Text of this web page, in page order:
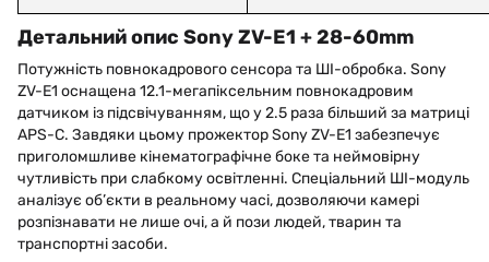
Детальний опис Sony ZV-E1 + 28-60mm
Потужність повнокадрового сенсора та ШІ-обробка. Sony
ZV-E1 оснащена 12.1-мегапіксельним повнокадровим
датчиком із підсвічуванням, що у 2.5 раза більший за матриці
APS-C. Завдяки цьому прожектор Sony ZV-E1 забезпечує
приголомшливе кінематографічне боке та неймовірну
чутливість при слабкому освітленні. Спеціальний ШІ-модуль
аналізує об’єкти в реальному часі, дозволяючи камері
розпізнавати не лише очі, а й пози людей, тварин та
транспортні засоби.